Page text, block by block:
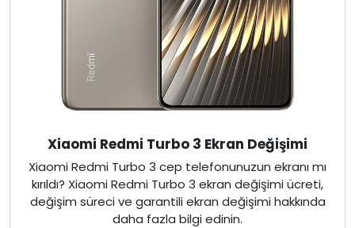
Xiaomi Redmi Turbo 3 Ekran Değişimi
Xiaomi Redmi Turbo 3 cep telefonunuzun ekranı mı
kırıldı? Xiaomi Redmi Turbo 3 ekran değişimi ücreti,
değişim süreci ve garantili ekran değişimi hakkında
daha fazla bilgi edinin.